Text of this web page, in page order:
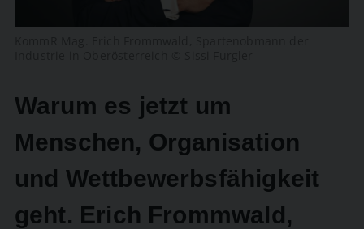
Warum es jetzt um
Menschen, Organisation
und Wettbewerbsfähigkeit
geht. Erich Frommwald,